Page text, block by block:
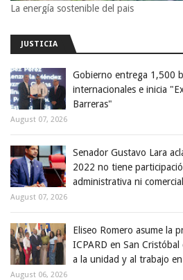
La energía sostenible del pais
JUSTICIA
Gobierno entrega 1,500
internacionales e inicia
Barreras"
August 07, 2026
Senador Gustavo Lara
2022 no tiene
administrativa ni
August 07, 2026
Eliseo Romero asume la
ICPARD en San
a la unidad y al trabajo
August 06, 2026